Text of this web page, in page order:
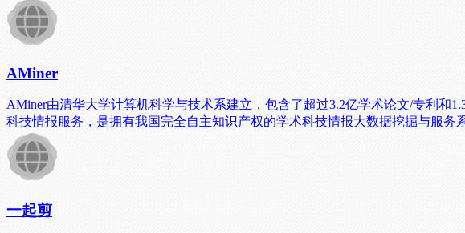
AMiner
AMiner由清华大学计算机科学与技术系建立，包含了超过3.2亿学术论文/专利
科技情报服务，是拥有我国完全自主知识产权的学术科技情报大数据挖掘与服务
一起剪